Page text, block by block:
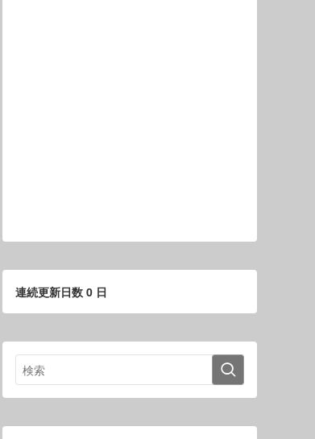
連続更新日数 0 日